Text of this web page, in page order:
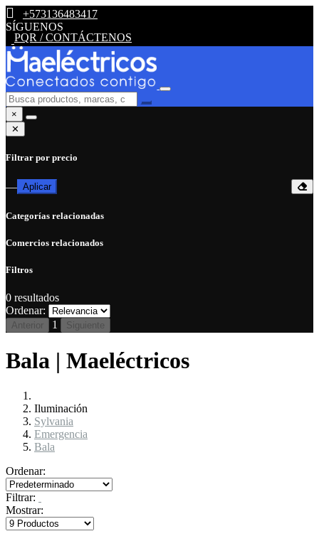
+573136483417
SÍGUENOS
PQR / CONTÁCTENOS
×
✕
Filtrar por precio
— Aplicar
Categorías relacionadas
Comercios relacionados
Filtros
0 resultados
Ordenar:
Anterior 1 Siguiente
Bala | Maeléctricos
Iluminación
Sylvania
Emergencia
Bala
Ordenar:
Filtrar:
Mostrar: